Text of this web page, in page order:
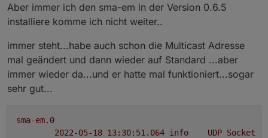
Ich habe da aktuell auch noch meine
Probleme, da der Verbrauch ab und zu ins
Skripte....
Die Wechselrichter liefern per Modbus
Adapter hat dazu keine Parameter. Aber wie
So sieht mein Skript aus. Vermutlich etwas
umständlich, aber es läuft:
Aber immer ich den sma-em in der Version 0.6.5
installiere komme ich nicht weiter..
immer steht...habe auch schon die Multicast Adresse
mal geändert und dann wieder auf Standard ...aber
immer wieder da...und er hatte mal funktioniert...sogar
sehr gut...
sma-em.0
info UDP Socket